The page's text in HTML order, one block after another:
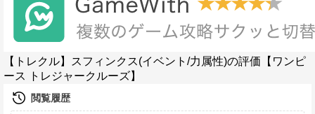
【トレクル】スフィンクス(イベント/力属性)の評価【ワンピ
ース トレジャークルーズ】